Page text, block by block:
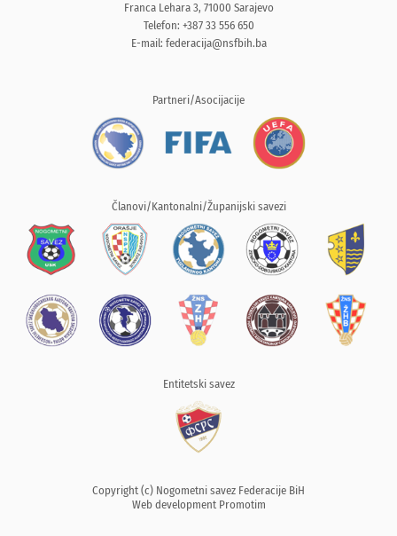
Franca Lehara 3, 71000 Sarajevo
Telefon: +387 33 556 650
E-mail: federacija@nsfbih.ba
Partneri/Asocijacije
Članovi/Kantonalni/Županijski savezi
Entitetski savez
Copyright (c) Nogometni savez Federacije BiH
Web development Promotim